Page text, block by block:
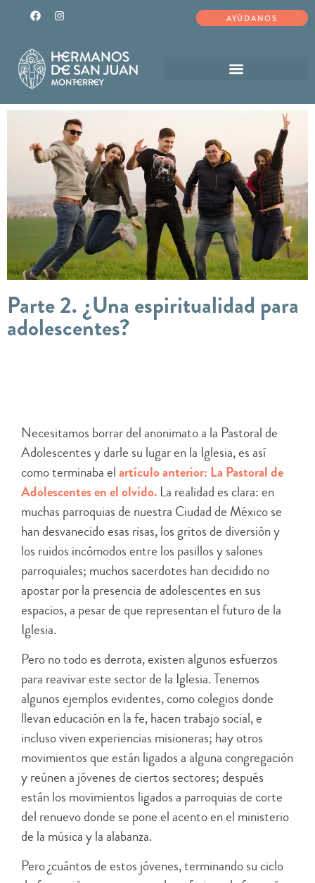
AYÚDANOS
Parte 2. ¿Una espiritualidad para
adolescentes?
Necesitamos borrar del anonimato a la Pastoral de
Adolescentes y darle su lugar en la Iglesia, es así
como terminaba elartículo anterior: La Pastoral de
Adolescentes en el olvido. La realidad es clara: en
muchas parroquias de nuestra Ciudad de México se
han desvanecido esas risas, los gritos de diversión y
los ruidos incómodos entre los pasillos y salones
parroquiales; muchos sacerdotes han decidido no
apostar por la presencia de adolescentes en sus
espacios, a pesar de que representan el futuro de la
Iglesia.
Pero no todo es derrota, existen algunos esfuerzos
para reavivar este sector de la Iglesia. Tenemos
algunos ejemplos evidentes, como colegios donde
llevan educación en la fe, hacen trabajo social, e
incluso viven experiencias misioneras; hay otros
movimientos que están ligados a alguna congregación
y reúnen a jóvenes de ciertos sectores; después
están los movimientos ligados a parroquias de corte
del renuevo donde se pone el acento en el ministerio
de la música y la alabanza.
Pero ¿cuántos de estos jóvenes, terminando su ciclo